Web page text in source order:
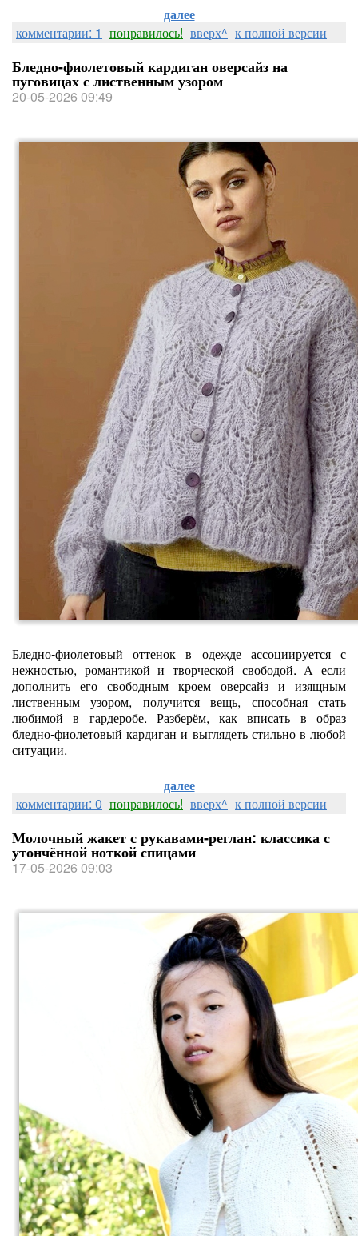
далее
комментарии: 1 понравилось! вверх^ к полной версии
Бледно-фиолетовый кардиган оверсайз на
пуговицах с лиственным узором
20-05-2026 09:49
Бледно‑фиолетовый оттенок в одежде ассоциируется с
нежностью, романтикой и творческой свободой. А если
дополнить его свободным кроем оверсайз и изящным
лиственным узором, получится вещь, способная стать
любимой в гардеробе. Разберём, как вписать в образ
бледно‑фиолетовый кардиган и выглядеть стильно в любой
ситуации.
далее
комментарии: 0 понравилось! вверх^ к полной версии
Молочный жакет с рукавами‑реглан: классика с
утончённой ноткой спицами
17-05-2026 09:03